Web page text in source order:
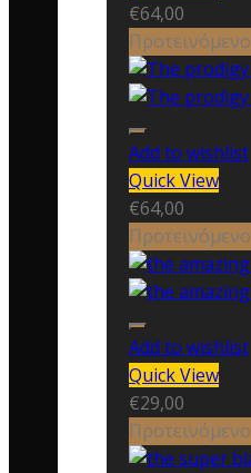
€64,00
Προτεινόμενο
Add to wishlist
Quick View
€64,00
Προτεινόμενο
Add to wishlist
Quick View
€29,00
Προτεινόμενο